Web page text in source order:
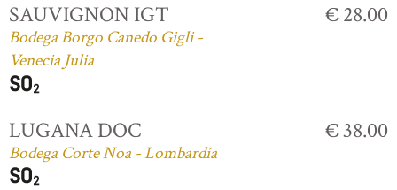
SAUVIGNON IGT
Bodega Borgo Canedo Gigli -
Venecia Julia
€ 28.00
LUGANA DOC
Bodega Corte Noa - Lombardía
€ 38.00